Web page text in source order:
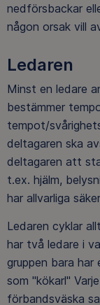
nedförsbackar
någon orsak vill
Ledaren
Minst en ledare
bestämmer
tempot/
deltagaren ska
deltagaren att
t.ex. hjälm,
har allvarliga
Ledaren cyklar
har två ledare i
gruppen bara har
som "kökarl"
förbandsväska